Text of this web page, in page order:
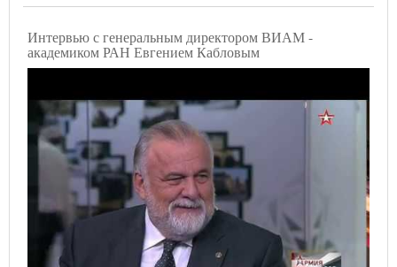
Интервью с генеральным директором ВИАМ -
академиком РАН Евгением Кабловым